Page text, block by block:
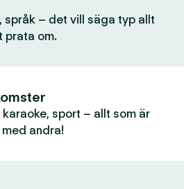
språk – det vill säga typ allt
prata om.
sport – allt som är
andra!